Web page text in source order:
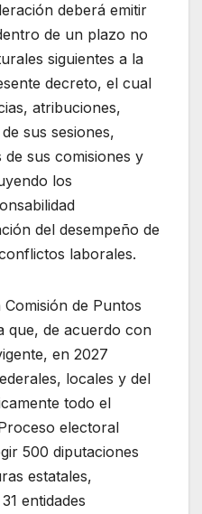
deberá emitir
de un plazo no
siguientes a la
decreto, el cual
atribuciones,
sus sesiones,
sus comisiones y
los
del desempeño de
laborales.
de Puntos
que, de acuerdo con
en 2027
locales y del
todo el
electoral
500 diputaciones
estatales,
entidades